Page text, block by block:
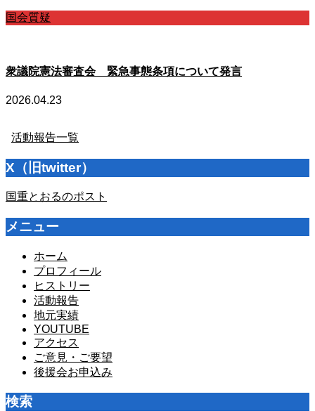
国会質疑
衆議院憲法審査会 緊急事態条項について発言
2026.04.23
活動報告一覧
X（旧twitter）
国重とおるのポスト
メニュー
ホーム
プロフィール
ヒストリー
活動報告
地元実績
YOUTUBE
アクセス
ご意見・ご要望
後援会お申込み
検索